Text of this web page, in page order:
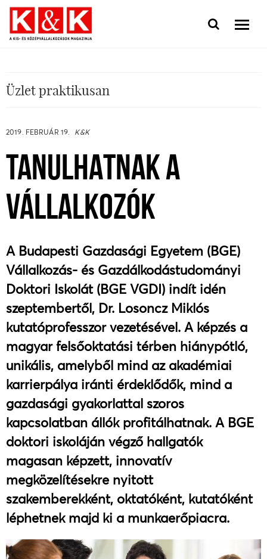
Üzlet praktikusan
2019. FEBRUÁR 19. K&K
TANULHATNAK A
VÁLLALKOZÓK
A Budapesti Gazdasági Egyetem (BGE)
Vállalkozás- és Gazdálkodástudományi
Doktori Iskolát (BGE VGDI) indít idén
szeptembertől, Dr. Losoncz Miklós
kutatóprofesszor vezetésével. A képzés a
magyar felsőoktatási térben hiánypótló,
unikális, amelyből mind az akadémiai
karrierpálya iránti érdeklődők, mind a
gazdasági gyakorlattal szoros
kapcsolatban állók profitálhatnak. A BGE
doktori iskoláján végző hallgatók
magasan képzett, innovatív
megközelítésekre nyitott
szakemberekként, oktatóként, kutatóként
léphetnek majd ki a munkaerőpiacra.